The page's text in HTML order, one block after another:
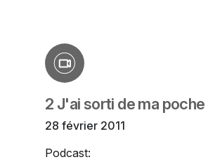
2 J'ai sorti de ma poche
28 février 2011
Podcast: